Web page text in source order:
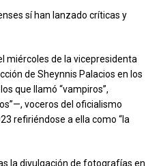
sí han lanzado críticas y
miércoles de la vicepresidenta
de Sheynnis Palacios en los
que llamó “vampiros”,
voceros del oficialismo
refiriéndose a ella como “la
la divulgación de fotografías en